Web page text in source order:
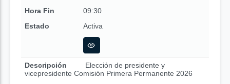
Hora Fin
09:30
Estado
Activa
Descripción
Elección de presidente y
vicepresidente Comisión Primera Permanente 2026